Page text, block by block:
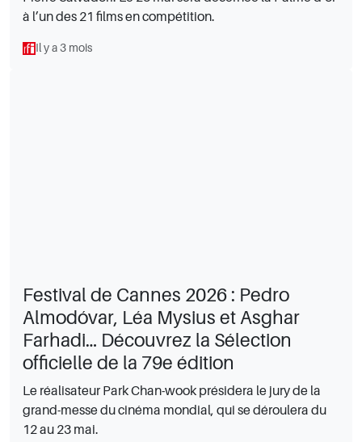
à l’un des 21 films en compétition.
Il y a 3 mois
Festival de Cannes 2026 : Pedro
Almodóvar, Léa Mysius et Asghar
Farhadi… Découvrez la Sélection
officielle de la 79e édition
Le réalisateur Park Chan-wook présidera le jury de la
grand-messe du cinéma mondial, qui se déroulera du
12 au 23 mai.